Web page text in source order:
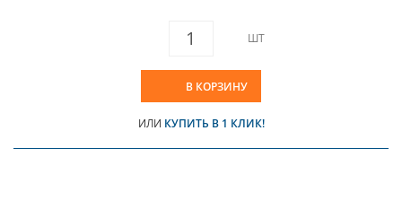
ШТ
В КОРЗИНУ
ИЛИ КУПИТЬ В 1 КЛИК!